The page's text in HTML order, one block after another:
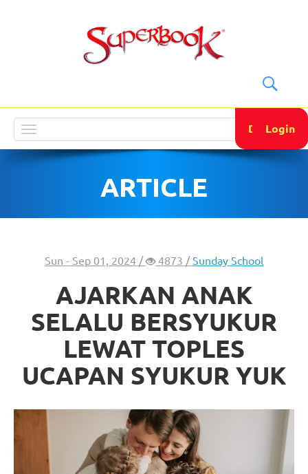
navigation
DONATE
Login
ARTICLE
Sun - Sep 01, 2024 / 4873 /Sunday School
AJARKAN ANAK
SELALU BERSYUKUR
LEWAT TOPLES
UCAPAN SYUKUR YUK